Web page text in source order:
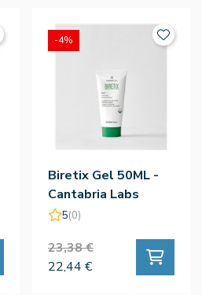
Biretix Gel 50ML -
Cantabria Labs
5(0)
23,38 €
22,44 €
-4%